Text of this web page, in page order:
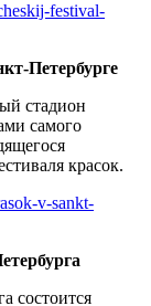
festival-
Петербурге
стадион
самого
красок.
v-sankt-
состоится